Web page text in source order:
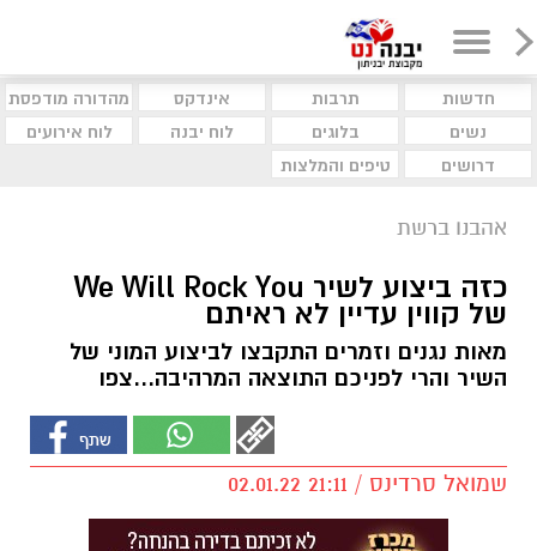
חדשות תרבות אינדקס
מהדורה מודפסת
נשים
בלוגים לוח יבנה
לוח אירועים
דרושים
טיפים והמלצות
אהבנו ברשת
כזה ביצוע לשיר We Will Rock You
של קווין עדיין לא ראיתם
מאות נגנים וזמרים התקבצו לביצוע המוני של
השיר והרי לפניכם התוצאה המרהיבה...צפו
שמואל סרדינס / 21:11 02.01.22